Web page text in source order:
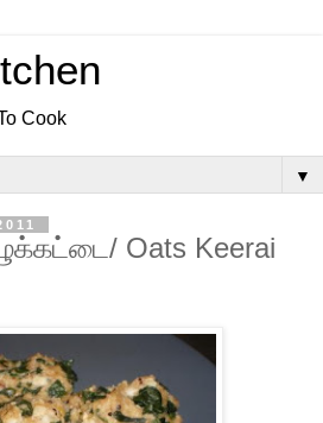
Cook
▼
Oats Keerai